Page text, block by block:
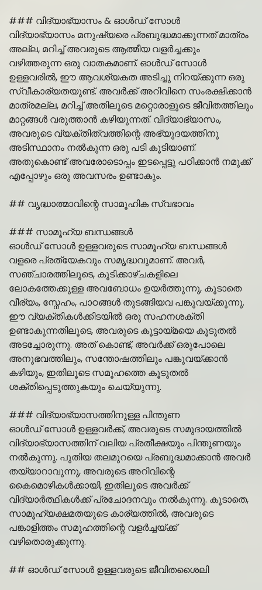
### വിദ്യാഭ്യാസം & ഓൾഡ് സോൾ
വിദ്യാഭ്യാസം മനുഷ്യരെ പ്രബുദ്ധമാക്കുന്നത് മാത്രം
അല്ല, മറിച്ച് അവരുടെ ആത്മീയ വളർച്ചക്കും
വഴിത്തരുന്ന ഒരു വാതകമാണ്. ഓൾഡ് സോൾ
ഉള്ളവരിൽ, ഈ ആവശ്യകത അടിച്ചു നിറയ്ക്കുന്ന ഒരു
സ്വീകാര്യതയുണ്ട്. അവർക്ക് അറിവിനെ സംരക്ഷിക്കാൻ
മാത്രമല്ല, മറിച്ച് അതിലൂടെ മറ്റൊരാളുടെ ജീവിതത്തിലും
മാറ്റങ്ങൾ വരുത്താൻ കഴിയുന്നത്. വിദ്യാഭ്യാസം,
അവരുടെ വ്യക്തിത്വത്തിന്റെ അഭ്യുദയത്തിനു
അടിസ്ഥാനം നൽകുന്ന ഒരു പടി കൂടിയാണ്.
അതുകൊണ്ട് അവരോടൊപ്പം ഇടപ്പെട്ടു പഠിക്കാൻ നമുക്ക്
എപ്പോഴും ഒരു അവസരം ഉണ്ടാകും.
## വൃദ്ധാത്മാവിന്റെ സാമൂഹിക സ്വഭാവം
### സാമൂഹ്യ ബന്ധങ്ങൾ
ഓൾഡ് സോൾ ഉള്ളവരുടെ സാമൂഹ്യ ബന്ധങ്ങൾ
വളരെ പ്രത്യേകവും സമൃദ്ധവുമാണ്. അവർ,
സഞ്ചാരത്തിലൂടെ, കൂടിക്കാഴ്ചകളിലെ
ലോകത്തേക്കുള്ള അവബോധം ഉയർത്തുന്നു, കൂടാതെ
വീര്യം, സ്നേഹം, പാഠങ്ങൾ തുടങ്ങിയവ പങ്കുവയ്ക്കുന്നു.
ഈ വ്യക്തികൾക്കിടയിൽ ഒരു സഹനശക്തി
ഉണ്ടാകുന്നതിലൂടെ, അവരുടെ കൂട്ടായ്മയെ കൂടുതൽ
അടച്ചോരുന്നു. അത് കൊണ്ട്, അവർക്ക് ഒരുപോലെ
അനുഭവത്തിലും, സന്തോഷത്തിലും പങ്കുവയ്ക്കാൻ
കഴിയും, ഇതിലൂടെ സമൂഹത്തെ കൂടുതൽ
ശക്തിപ്പെടുത്തുകയും ചെയ്യുന്നു.
### വിദ്യാഭ്യാസത്തിനുള്ള പിന്തുണ
ഓൾഡ് സോൾ ഉള്ളവർക്ക്, അവരുടെ സമുദായത്തിൽ
വിദ്യാഭ്യാസത്തിന് വലിയ പ്രതീക്ഷയും പിന്തുണയും
നൽകുന്നു. പുതിയ തലമുറയെ പ്രബുദ്ധമാക്കാൻ അവർ
തയ്യാറാവുന്നു, അവരുടെ അറിവിന്റെ
കൈമൊഴികൾക്കായി, ഇതിലൂടെ അവർക്ക്
വിദ്യാർത്ഥികൾക്ക് പ്രചോദനവും നൽകുന്നു. കൂടാതെ,
സാമൂഹ്യക്ഷമതയുടെ കാര്യത്തിൽ, അവരുടെ
പങ്കാളിത്തം സമൂഹത്തിന്റെ വളർച്ചയ്ക്ക്
വഴിതൊരുക്കുന്നു.
## ഓൾഡ് സോൾ ഉള്ളവരുടെ ജീവിതശൈലി